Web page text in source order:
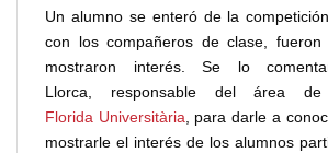
Un alumno se enteró de la
con los compañeros de clase,
mostraron interés. Se lo
Llorca, responsable del área
Florida Universitària, para darle a
mostrarle el interés de los alumnos